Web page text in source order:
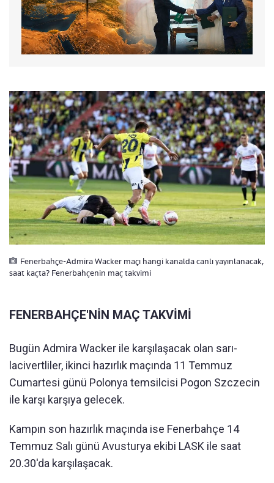
Fenerbahçe-Admira Wacker maçı hangi kanalda canlı yayınlanacak,
saat kaçta? Fenerbahçenin maç takvimi
FENERBAHÇE'NİN MAÇ TAKVİMİ
Bugün Admira Wacker ile karşılaşacak olan sarı-
lacivertliler, ikinci hazırlık maçında 11 Temmuz
Cumartesi günü Polonya temsilcisi Pogon Szczecin
ile karşı karşıya gelecek.
Kampın son hazırlık maçında ise Fenerbahçe 14
Temmuz Salı günü Avusturya ekibi LASK ile saat
20.30'da karşılaşacak.